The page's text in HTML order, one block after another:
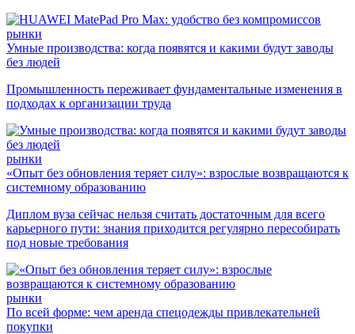
рынки
Умные производства: когда появятся и какими будут заводы
без людей
Промышленность переживает фундаментальные изменения в
подходах к организации труда
рынки
«Опыт без обновления теряет силу»: взрослые возвращаются к
системному образованию
Диплом вуза сейчас нельзя считать достаточным для всего
карьерного пути: знания приходится регулярно пересобирать
под новые требования
рынки
По всей форме: чем аренда спецодежды привлекательней
покупки